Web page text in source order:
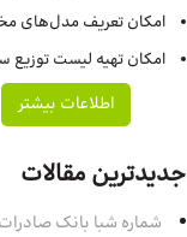
امکان تعریف مدل‌های
امکان تهیه لیست توزیع
اطلاعات بیشتر
جدیدترین مقالات
شماره شبا بانک